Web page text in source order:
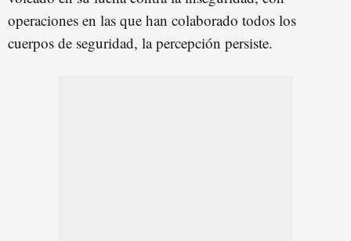
operaciones en las que han colaborado todos los
cuerpos de seguridad, la percepción persiste.